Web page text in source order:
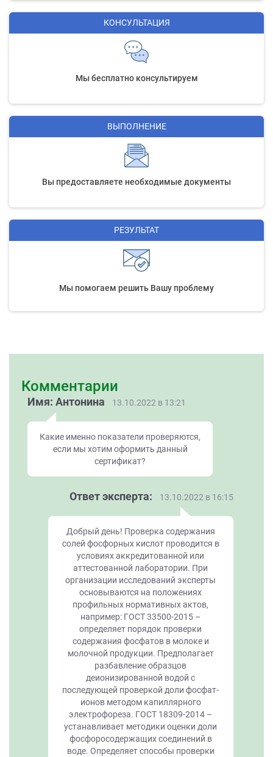
КОНСУЛЬТАЦИЯ
Мы бесплатно консультируем
ВЫПОЛНЕНИЕ
Вы предоставляете необходимые документы
РЕЗУЛЬТАТ
Мы помогаем решить Вашу проблему
Комментарии
Имя: Антонина 13.10.2022 в 13:21
Какие именно показатели проверяются,
если мы хотим оформить данный
сертификат?
Ответ эксперта: 13.10.2022 в 16:15
Добрый день! Проверка содержания
солей фосфорных кислот проводится в
условиях аккредитованной или
аттестованной лаборатории. При
организации исследований эксперты
основываются на положениях
профильных нормативных актов,
например: ГОСТ 33500-2015 –
определяет порядок проверки
содержания фосфатов в молоке и
молочной продукции. Предполагает
разбавление образцов
деионизированной водой с
последующей проверкой доли фосфат-
ионов методом капиллярного
электрофореза. ГОСТ 18309-2014 –
устанавливает методики оценки доли
фосфоросодержащих соединений в
воде. Определяет способы проверки